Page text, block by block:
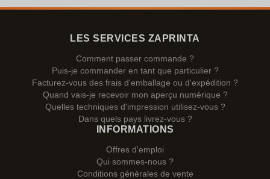
LES SERVICES ZAPRINTA
Comment passer commande ?
Puis-je commander en tant que particulier ?
Facturez-vous des frais d'emballage ou d'expédition ?
Quand vais-je recevoir mon aperçu numérique ?
Quelles techniques d'impression utilisez-vous ?
Dans quels pays livrez-vous ?
INFORMATIONS
Offres d'emploi
Qui sommes-nous ?
Conditions générales de vente